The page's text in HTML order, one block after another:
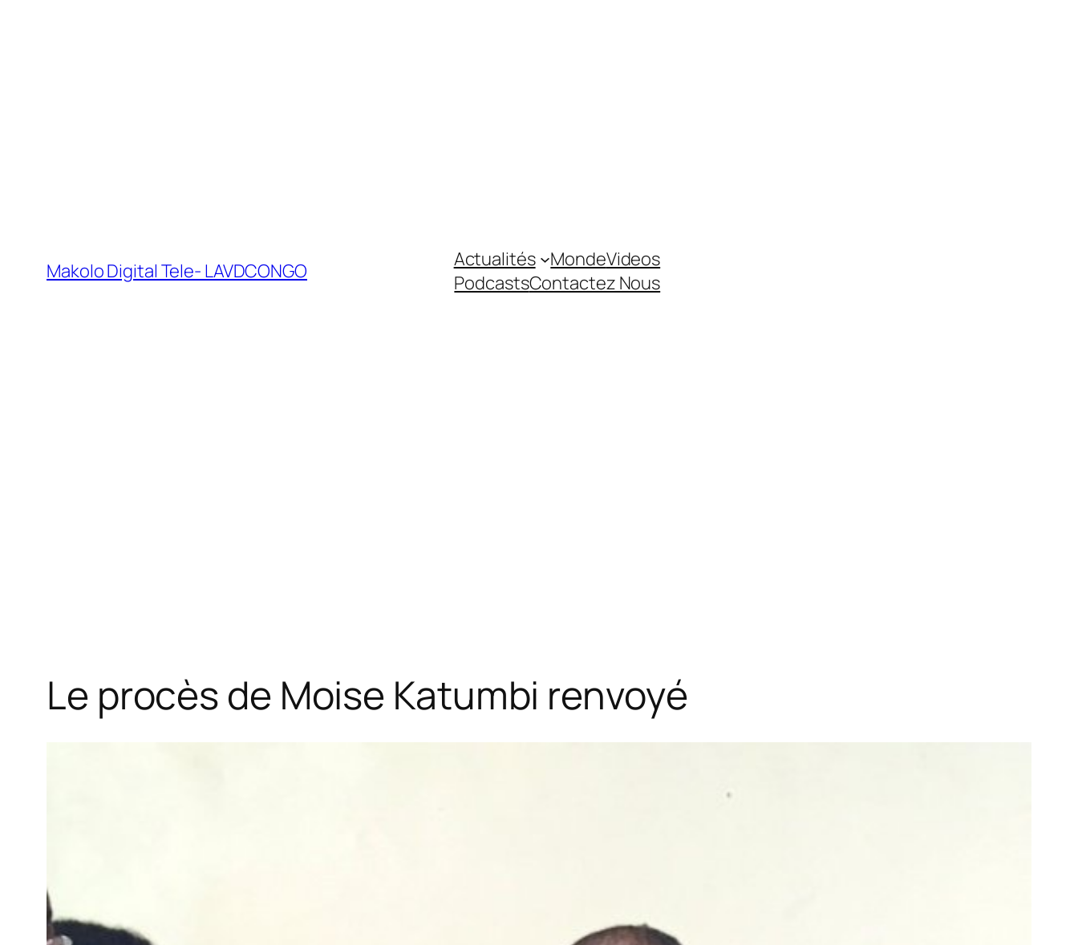
Makolo Digital Tele- LAVDCONGO Actualités MondeVideos
PodcastsContactez Nous
Le procès de Moise Katumbi renvoyé